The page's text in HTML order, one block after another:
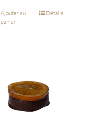
Ajouter au
panier
Détails